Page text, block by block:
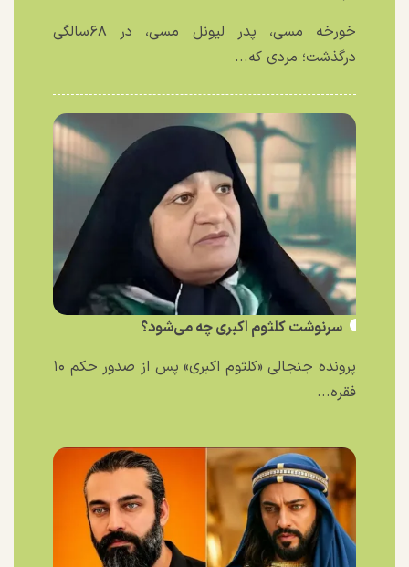
خورخه مسی، پدر لیونل مسی، در ۶۸سالگی
درگذشت؛ مردی که...
سرنوشت کلثوم اکبری چه می‌شود؟
پرونده جنجالی «کلثوم اکبری» پس از صدور حکم ۱۰
فقره...